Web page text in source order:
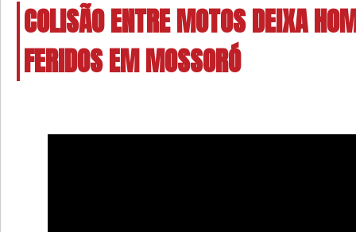
COLISÃO ENTRE MOTOS DEIXA
FERIDOS EM MOSSORÓ